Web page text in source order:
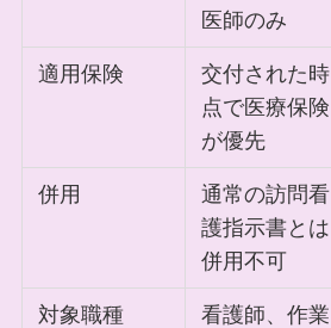
医師のみ
適用保険
交付された時
点で医療保険
が優先
併用
通常の訪問看
護指示書とは
併用不可
対象職種
看護師、作業